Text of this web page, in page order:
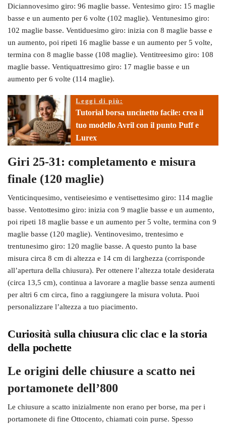
Diciannovesimo giro: 96 maglie basse. Ventesimo giro: 15 maglie
basse e un aumento per 6 volte (102 maglie). Ventunesimo giro:
102 maglie basse. Ventiduesimo giro: inizia con 8 maglie basse e
un aumento, poi ripeti 16 maglie basse e un aumento per 5 volte,
termina con 8 maglie basse (108 maglie). Ventitreesimo giro: 108
maglie basse. Ventiquattresimo giro: 17 maglie basse e un
aumento per 6 volte (114 maglie).
Leggi di più:
Tutorial borsa uncinetto facile: crea il
tuo modello Avril con il punto Puff e
Lurex
Giri 25-31: completamento e misura
finale (120 maglie)
Venticinquesimo, ventiseiesimo e ventisettesimo giro: 114 maglie
basse. Ventottesimo giro: inizia con 9 maglie basse e un aumento,
poi ripeti 18 maglie basse e un aumento per 5 volte, termina con 9
maglie basse (120 maglie). Ventinovesimo, trentesimo e
trentunesimo giro: 120 maglie basse. A questo punto la base
misura circa 8 cm di altezza e 14 cm di larghezza (corrisponde
all’apertura della chiusura). Per ottenere l’altezza totale desiderata
(circa 13,5 cm), continua a lavorare a maglie basse senza aumenti
per altri 6 cm circa, fino a raggiungere la misura voluta. Puoi
personalizzare l’altezza a tuo piacimento.
Curiosità sulla chiusura clic clac e la storia
della pochette
Le origini delle chiusure a scatto nei
portamonete dell’800
Le chiusure a scatto inizialmente non erano per borse, ma per i
portamonete di fine Ottocento, chiamati coin purse. Spesso